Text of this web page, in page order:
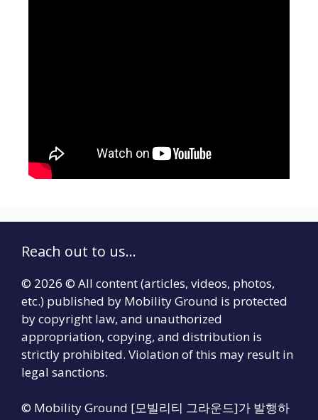
Reach out to us...
© 2026 © All content (articles, videos, photos,
etc.) published by Mobility Ground is protected
by copyright law, and unauthorized
appropriation, copying, and distribution is
strictly prohibited. Violation of this may result in
legal sanctions.
© Mobility Ground [모빌리티 그라운드]가 발행하